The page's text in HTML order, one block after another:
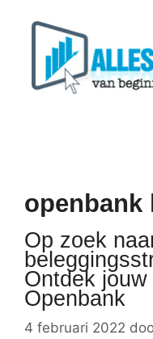
openbank
Op zoek
Ontdek
Openbank
4 februari 2022